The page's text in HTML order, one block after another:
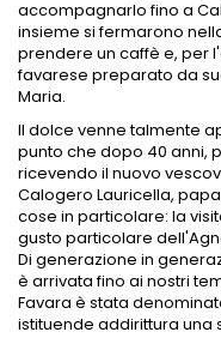
accompagnarlo fino a
insieme si fermarono
prendere un caffè e, per
favarese preparato da
Maria.
Il dolce venne talmente
punto che dopo 40 anni,
ricevendo il nuovo
Calogero Lauricella,
cose in particolare: la
gusto particolare
Di generazione in
è arrivata fino ai nostri
Favara è stata
istituende addirittura una